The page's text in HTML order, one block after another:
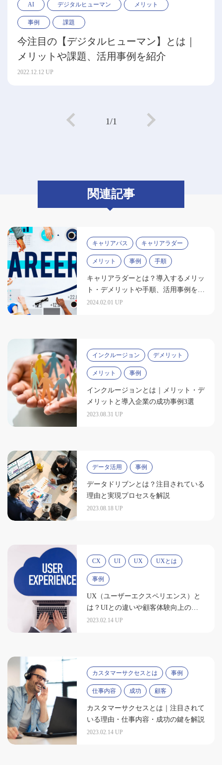
AI デジタルヒューマン メリット
事例 課題
今注目の【デジタルヒューマン】とは｜
メリットや課題、活用事例を紹介
2022.12.12 UP
1/1
関連記事
キャリアパス キャリアラダー
メリット 事例 手順
キャリアラダーとは？導入するメリッ
ト・デメリットや手順、活用事例を紹
介
2024.02.01 UP
インクルージョン デメリット
メリット 事例
インクルージョンとは｜メリット・デ
メリットと導入企業の成功事例3選
2023.08.31 UP
データ活用 事例
データドリブンとは？注目されている
理由と実現プロセスを解説
2023.08.18 UP
CX UI UX UXとは
事例
UX（ユーザーエクスペリエンス）と
は？UIとの違いや顧客体験向上のポ
イントを解説
2023.02.14 UP
カスタマーサクセスとは 事例
仕事内容 成功 顧客
カスタマーサクセスとは｜注目されて
いる理由・仕事内容・成功の鍵を解説
2023.02.14 UP